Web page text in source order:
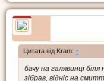
Цитата від Kram: ↑
бачу на галявинці
зібрав, відніс на